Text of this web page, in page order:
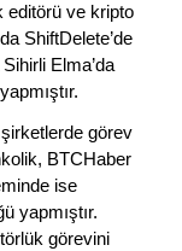
editörü ve kripto
ShiftDelete’de
Elma’da
şirketlerde görev
BTCHaber
ise
yapmıştır.
görevini